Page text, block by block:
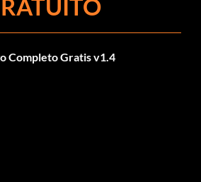
Completo Gratis v1.4